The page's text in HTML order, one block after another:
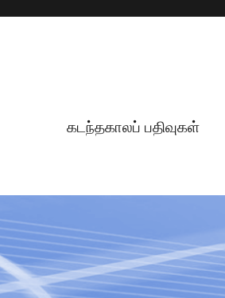
கடந்தகாலப் பதிவுகள்